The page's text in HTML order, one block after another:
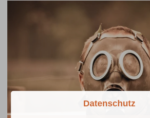
Datenschutz